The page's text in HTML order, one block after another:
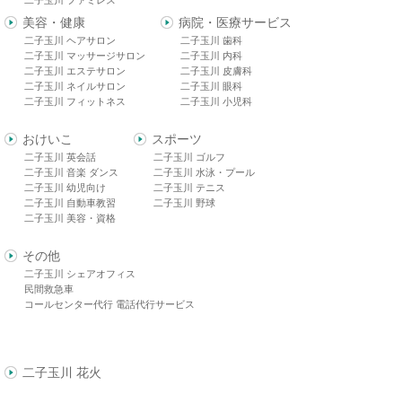
美容・健康
二子玉川 ヘアサロン
二子玉川 マッサージサロン
二子玉川 エステサロン
二子玉川 ネイルサロン
二子玉川 フィットネス
病院・医療サービス
二子玉川 歯科
二子玉川 内科
二子玉川 皮膚科
二子玉川 眼科
二子玉川 小児科
おけいこ
二子玉川 英会話
二子玉川 音楽 ダンス
二子玉川 幼児向け
二子玉川 自動車教習
二子玉川 美容・資格
スポーツ
二子玉川 ゴルフ
二子玉川 水泳・プール
二子玉川 テニス
二子玉川 野球
その他
二子玉川 シェアオフィス
民間救急車
コールセンター代行 電話代行サービス
二子玉川 花火